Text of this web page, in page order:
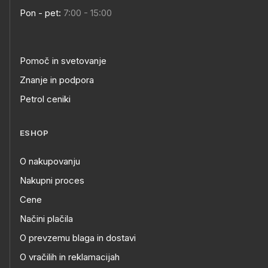
Pon - pet: 7:00 - 15:00
Pomoč in svetovanje
Znanje in podpora
Petrol ceniki
ESHOP
O nakupovanju
Nakupni proces
Cene
Načini plačila
O prevzemu blaga in dostavi
O vračilih in reklamacijah